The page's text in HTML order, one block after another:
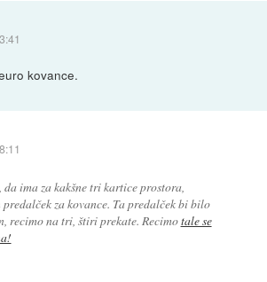
kovance.
da ima za kakšne tri kartice prostora,
za kovance. Ta predalček bi bilo
recimo na tri, štiri prekate. Recimotale se